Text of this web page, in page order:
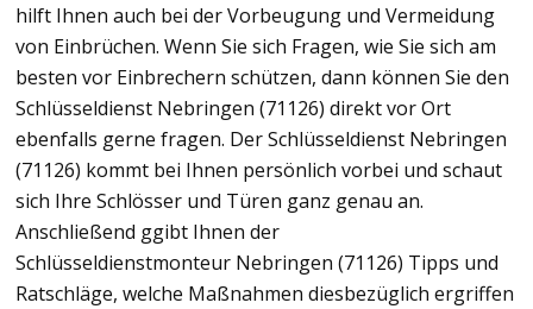
hilft Ihnen auch bei der Vorbeugung und Vermeidung
von Einbrüchen. Wenn Sie sich Fragen, wie Sie sich am
besten vor Einbrechern schützen, dann können Sie den
Schlüsseldienst Nebringen (71126) direkt vor Ort
ebenfalls gerne fragen. Der Schlüsseldienst Nebringen
(71126) kommt bei Ihnen persönlich vorbei und schaut
sich Ihre Schlösser und Türen ganz genau an.
Anschließend ggibt Ihnen der
Schlüsseldienstmonteur Nebringen (71126) Tipps und
Ratschläge, welche Maßnahmen diesbezüglich ergriffen